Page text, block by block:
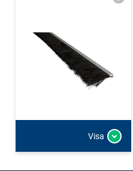
Visa